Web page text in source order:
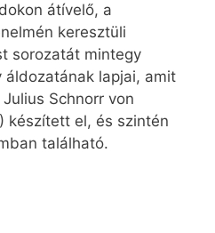
átívelő, a
keresztüli
sorozatát mintegy
áldozatának lapjai, amit
Schnorr von
készített el, és szintén
található.